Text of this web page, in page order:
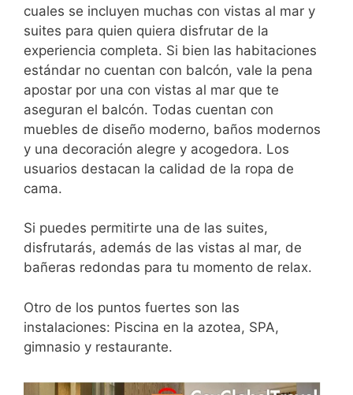
cuales se incluyen muchas con vistas al mar y
suites para quien quiera disfrutar de la
experiencia completa. Si bien las habitaciones
estándar no cuentan con balcón, vale la pena
apostar por una con vistas al mar que te
aseguran el balcón. Todas cuentan con
muebles de diseño moderno, baños modernos
y una decoración alegre y acogedora. Los
usuarios destacan la calidad de la ropa de
cama.
Si puedes permitirte una de las suites,
disfrutarás, además de las vistas al mar, de
bañeras redondas para tu momento de relax.
Otro de los puntos fuertes son las
instalaciones: Piscina en la azotea, SPA,
gimnasio y restaurante.